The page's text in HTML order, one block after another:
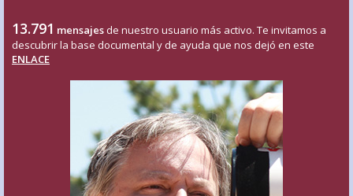
13.791 mensajes de nuestro usuario más activo. Te invitamos a
descubrir la base documental y de ayuda que nos dejó en este
ENLACE